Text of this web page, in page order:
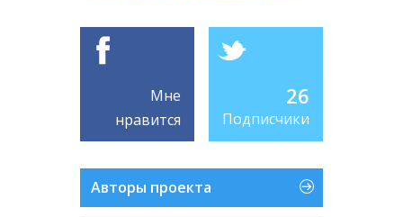
Мне
нравится
26
Подписчики
Авторы проекта